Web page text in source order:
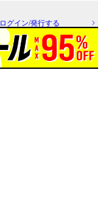
ログイン/発行する